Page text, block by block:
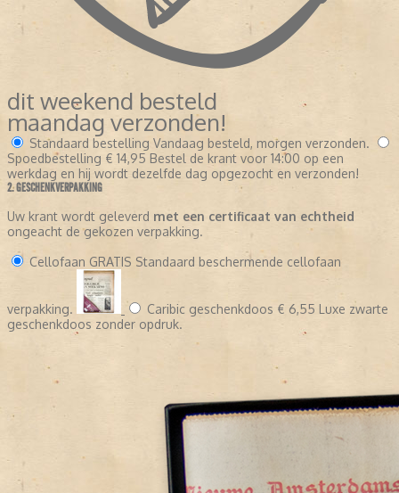
dit weekend besteld
maandag verzonden!
Standaard bestelling Vandaag besteld, morgen verzonden.
Spoedbestelling € 14,95 Bestel de krant voor 14:00 op een
werkdag en hij wordt dezelfde dag opgezocht en verzonden!
2. GESCHENKVERPAKKING
Uw krant wordt geleverd met een certificaat van echtheid
ongeacht de gekozen verpakking.
Cellofaan GRATIS Standaard beschermende cellofaan
verpakking. Caribic geschenkdoos € 6,55 Luxe zwarte
geschenkdoos zonder opdruk.